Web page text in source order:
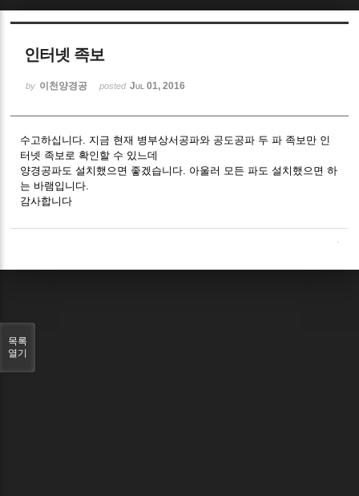
인터넷 족보
by 이천양경공 posted Jul 01, 2016
수고하십니다. 지금 현재 병부상서공파와 공도공파 두 파 족보만 인
터넷 족보로 확인할 수 있느데
양경공파도 설치했으면 좋겠습니다. 아울러 모든 파도 설치했으면 하
는 바램입니다.
감사합니다
목록
열기
Sketchbook5, 스케치북5
Sketchbook5, 스케치북5